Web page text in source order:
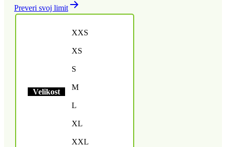
Preveri svoj limit
Velikost
XXS
XS
S
M
L
XL
XXL